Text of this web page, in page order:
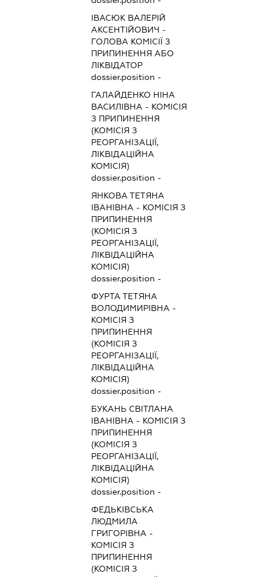
ІВАСЮК ВАЛЕРІЙ
АКСЕНТІЙОВИЧ -
ГОЛОВА КОМІСІЇ З
ПРИПИНЕННЯ АБО
ЛІКВІДАТОР
dossier.position -
ГАЛАЙДЕНКО НІНА
ВАСИЛІВНА - КОМІСІЯ
З ПРИПИНЕННЯ
(КОМІСІЯ З
РЕОРГАНІЗАЦІЇ,
ЛІКВІДАЦІЙНА
КОМІСІЯ)
dossier.position -
ЯНКОВА ТЕТЯНА
ІВАНІВНА - КОМІСІЯ З
ПРИПИНЕННЯ
(КОМІСІЯ З
РЕОРГАНІЗАЦІЇ,
ЛІКВІДАЦІЙНА
КОМІСІЯ)
dossier.position -
ФУРТА ТЕТЯНА
ВОЛОДИМИРІВНА -
КОМІСІЯ З
ПРИПИНЕННЯ
(КОМІСІЯ З
РЕОРГАНІЗАЦІЇ,
ЛІКВІДАЦІЙНА
КОМІСІЯ)
dossier.position -
БУКАНЬ СВІТЛАНА
ІВАНІВНА - КОМІСІЯ З
ПРИПИНЕННЯ
(КОМІСІЯ З
РЕОРГАНІЗАЦІЇ,
ЛІКВІДАЦІЙНА
КОМІСІЯ)
dossier.position -
ФЕДЬКІВСЬКА
ЛЮДМИЛА
ГРИГОРІВНА -
КОМІСІЯ З
ПРИПИНЕННЯ
(КОМІСІЯ З